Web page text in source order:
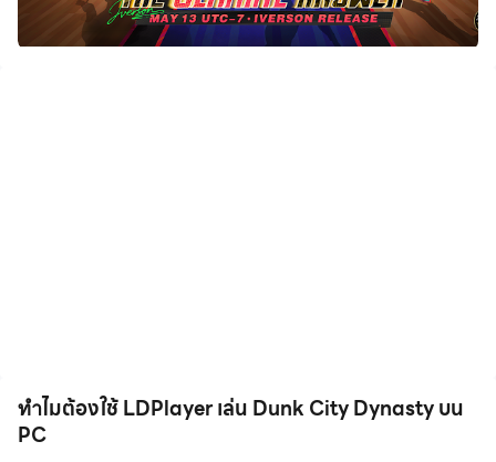
Dunk City Dynasty โดดเด่นด้วยตัวละครและแอนิเมชันสุด
เฟี้ยว การเล่นบน PC ผ่าน LDPlayer ช่วยขยายขอบเขตการ
พัฒนาตัวละครหลายสาย
วิธีเล่น Dunk City Dynasty บน PC ผ่าน LDPlayer
ทำไมต้องใช้ LDPlayer เล่น Dunk City Dynasty บน
PC